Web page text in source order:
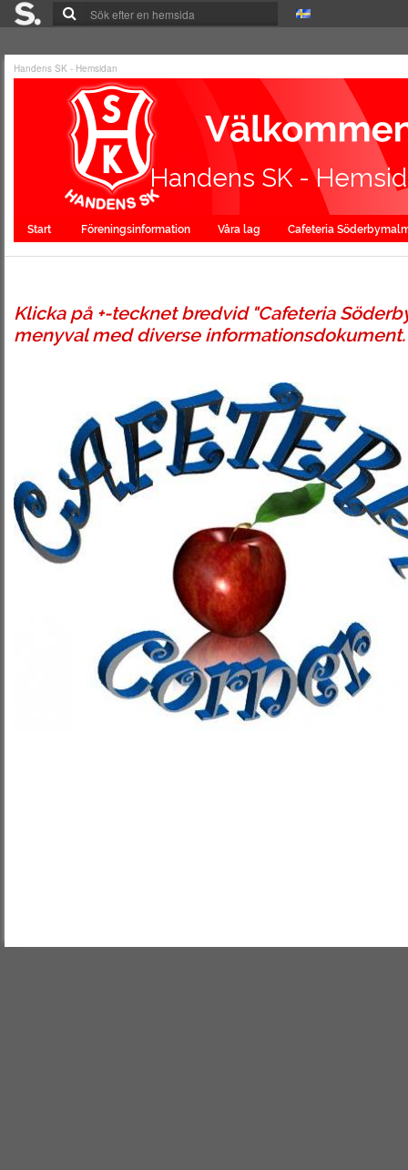
Handens SK - Hemsidan
Handens SK -
Start Föreningsinformation Våra lag Cafeteria
Klicka på +-tecknet bredvid "Cafeteria
menyval med diverse informationsdokument.